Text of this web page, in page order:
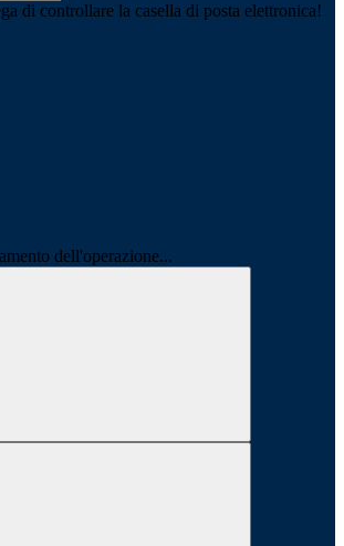
di controllare la casella di posta elettronica!
dell'operazione...